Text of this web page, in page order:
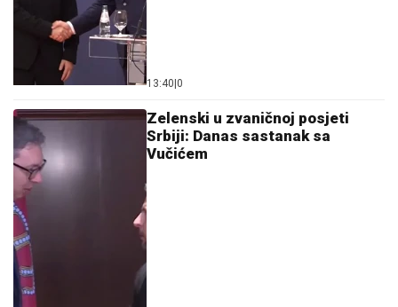
13:40 0
Zelenski u zvaničnoj posjeti
Srbiji: Danas sastanak sa
Vučićem